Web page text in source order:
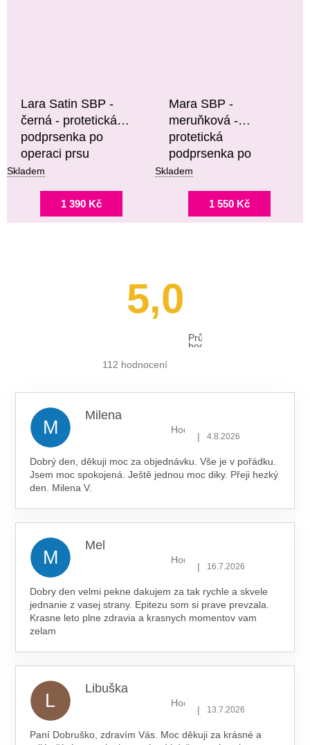
Lara Satin SBP -
černá - protetická
podprsenka po
operaci prsu
Skladem
1 390 Kč
Mara SBP -
meruňková -
protetická
podprsenka po
operaci prsu
Skladem
1 550 Kč
5,0
Průměrné
hodnocení
112 hodnocení
M
Milena
Hodnocení obchodu je 5 z 5
| 4.8.2026
Dobrý den, děkuji moc za objednávku. Vše je v pořádku.
Jsem moc spokojená. Ještě jednou moc diky. Přeji hezký
den. Milena V.
M
Mel
Hodnocení obchodu je 5 z 5
| 16.7.2026
Dobry den velmi pekne dakujem za tak rychle a skvele
jednanie z vasej strany. Epitezu som si prave prevzala.
Krasne leto plne zdravia a krasnych momentov vam
zelam
L
Libuška
Hodnocení obchodu je 5 z 5
| 13.7.2026
Paní Dobruško, zdravím Vás. Moc děkuji za krásné a